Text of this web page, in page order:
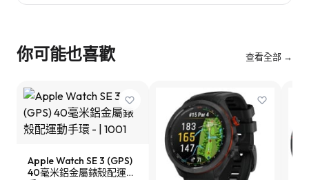
你可能也喜歡 查看全部 →
Apple Watch SE 3 (GPS)
40毫米鋁金屬錶殼配運動